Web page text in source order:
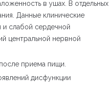
в ушах. В отдельных
Данные клинические
слабой сердечной
центральной нервной
приема пищи.
дисфункции